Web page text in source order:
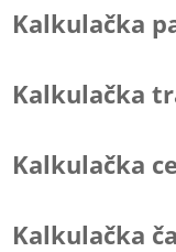
Kalkulačka
Kalkulačka
Kalkulačka
Kalkulačka